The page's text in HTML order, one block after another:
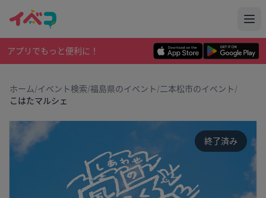
アプリでもっと便利に！
ホーム/イベント検索/福島県のイベント/二本松市のイベント/
こはたマルシェ
終了済み